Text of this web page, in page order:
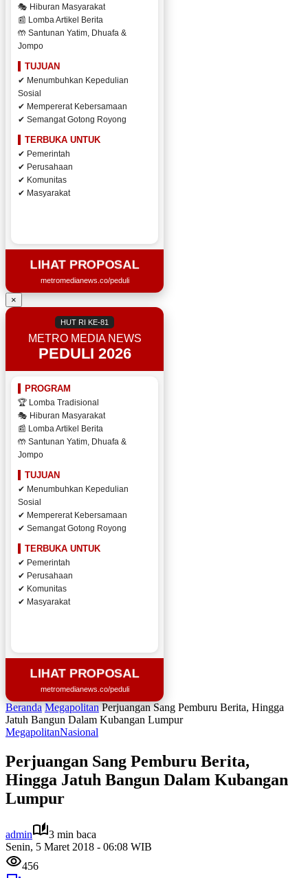
🎭 Hiburan Masyarakat
📰 Lomba Artikel Berita
🤲 Santunan Yatim, Dhuafa &
Jompo
TUJUAN
✔ Menumbuhkan Kepedulian
Sosial
✔ Mempererat Kebersamaan
✔ Semangat Gotong Royong
TERBUKA UNTUK
✔ Pemerintah
✔ Perusahaan
✔ Komunitas
✔ Masyarakat
LIHAT PROPOSAL
metromedianews.co/peduli
×
HUT RI KE-81
METRO MEDIA NEWS
PEDULI 2026
PROGRAM
🏆 Lomba Tradisional
🎭 Hiburan Masyarakat
📰 Lomba Artikel Berita
🤲 Santunan Yatim, Dhuafa &
Jompo
TUJUAN
✔ Menumbuhkan Kepedulian
Sosial
✔ Mempererat Kebersamaan
✔ Semangat Gotong Royong
TERBUKA UNTUK
✔ Pemerintah
✔ Perusahaan
✔ Komunitas
✔ Masyarakat
LIHAT PROPOSAL
metromedianews.co/peduli
Beranda Megapolitan Perjuangan Sang Pemburu Berita, Hingga
Jatuh Bangun Dalam Kubangan Lumpur
MegapolitanNasional
Perjuangan Sang Pemburu Berita,
Hingga Jatuh Bangun Dalam Kubangan
Lumpur
admin
3 min baca
Senin, 5 Maret 2018 - 06:08 WIB
456